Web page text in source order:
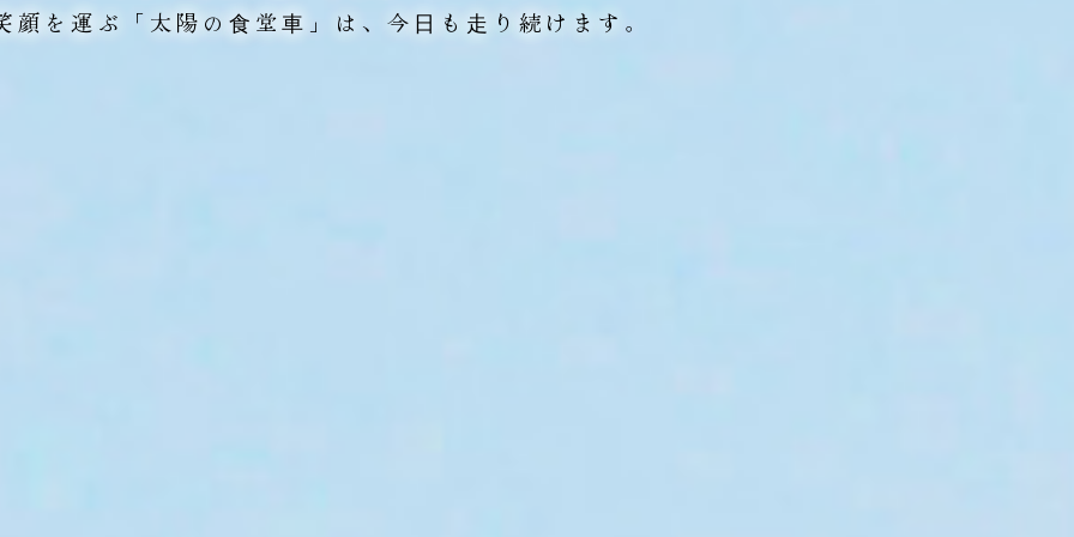
顔を運ぶ「太陽の⾷堂⾞」は、 今⽇も⾛り続けます。